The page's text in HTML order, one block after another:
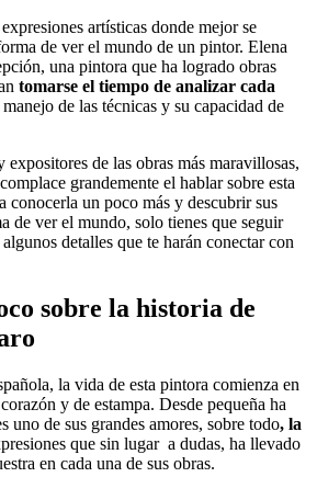
artísticas donde mejor se
de ver el mundo de un pintor. Elena
una pintora que ha logrado obras
tomarse el tiempo de analizar cada
de las técnicas y su capacidad de
expositores de las obras más maravillosas,
grandemente el hablar sobre esta
conocerla un poco más y descubrir sus
de ver el mundo, solo tienes que seguir
detalles que te harán conectar con
sobre la historia de
la vida de esta pintora comienza en
y de estampa. Desde pequeña ha
uno de sus grandes amores, sobre todo, la
que sin lugar a dudas, ha llevado
en cada una de sus obras.